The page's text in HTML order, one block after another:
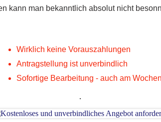
kann man bekanntlich absolut nicht
Wirklich keine Vorauszahlungen
Antragstellung ist unverbindlich
Sofortige Bearbeitung - auch am
.